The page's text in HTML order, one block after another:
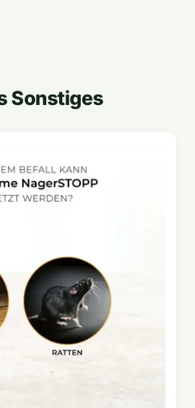
Sonstiges